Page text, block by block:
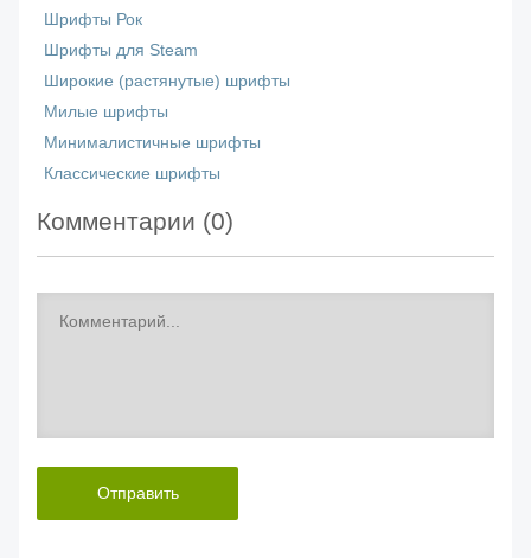
Шрифты Рок
Шрифты для Steam
Широкие (растянутые) шрифты
Милые шрифты
Минималистичные шрифты
Классические шрифты
Комментарии (0)
Отправить